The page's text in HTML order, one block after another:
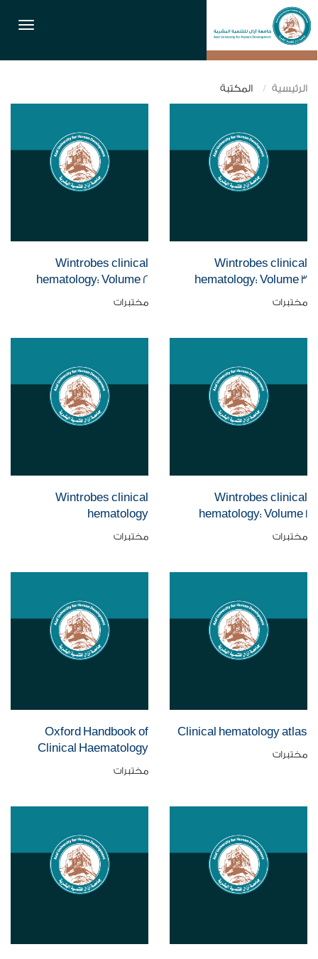
الرئيسية المكتبة
Wintrobes clinical
hematology: Volume 3
مختبرات
Wintrobes clinical
hematology: Volume 2
مختبرات
Wintrobes clinical
hematology: Volume 1
مختبرات
Wintrobes clinical
hematology
مختبرات
Clinical hematology atlas
مختبرات
Oxford Handbook of
Clinical Haematology
مختبرات